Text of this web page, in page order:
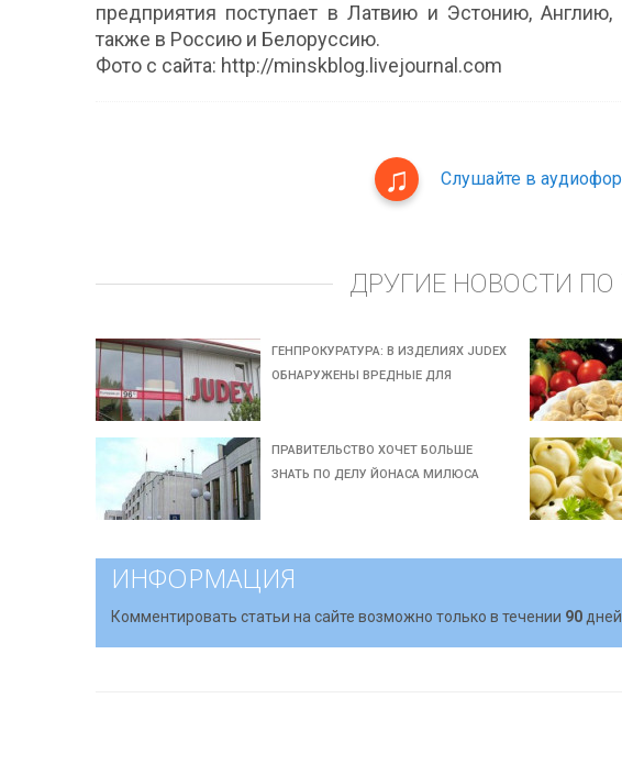
предприятия поступает в Латвию и Эстонию,
также в Россию и Белоруссию.
Фото с сайта: http://minskblog.livejournal.com
Слушайте в
ДРУГИЕ НОВОСТИ ПО
ГЕНПРОКУРАТУРА: В ИЗДЕЛИЯХ JUDEX
ОБНАРУЖЕНЫ ВРЕДНЫЕ ДЛЯ
ПРАВИТЕЛЬСТВО ХОЧЕТ БОЛЬШЕ
ЗНАТЬ ПО ДЕЛУ ЙОНАСА МИЛЮСА
ИНФОРМАЦИЯ
Комментировать статьи на сайте возможно только в течении 90